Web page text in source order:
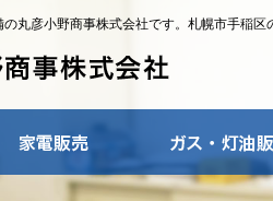
丸彦小野商事株式会社です。札幌市手稲区